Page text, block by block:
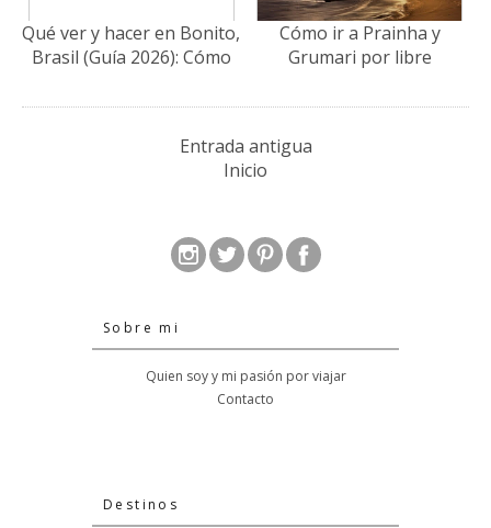
Qué ver y hacer en Bonito,
Brasil (Guía 2026): Cómo
agencias
Cómo ir a Prainha y
Grumari por libre
Entrada antigua
Inicio
Sobre mi
Quien soy y mi pasión por viajar
Contacto
Destinos